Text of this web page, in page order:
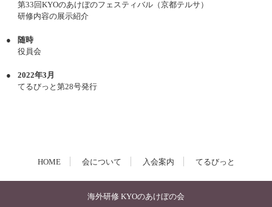
第33回KYOのあけぼのフェスティバル（京都テルサ）
研修内容の展示紹介
随時
役員会
2022年3月
てるびっと第28号発行
HOME 会について 入会案内 てるびっと
海外研修 KYOのあけぼの会